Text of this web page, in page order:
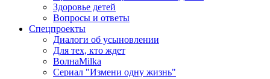
Здоровье детей
Вопросы и ответы
Спецпроекты
Диалоги об усыновлении
Для тех, кто ждет
ВолнаMilka
Сериал "Измени одну жизнь"